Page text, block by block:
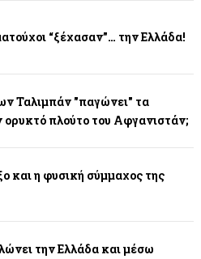
“ξέχασαν”… την Ελλάδα!
Ταλιμπάν "παγώνει" τα
ορυκτό πλούτο του Αφγανιστάν;
και η φυσική σύμμαχος της
την Ελλάδα και μέσω